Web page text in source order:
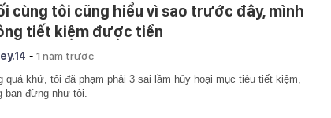
cùng tôi cũng hiểu vì sao trước đây, mình
tiết kiệm được tiền
- 1 năm trước
quá khứ, tôi đã phạm phải 3 sai lầm hủy hoại mục tiêu tiết kiệm,
bạn đừng như tôi.